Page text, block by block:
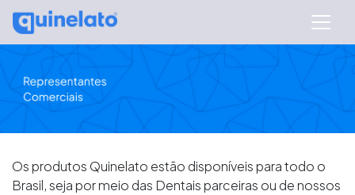
Os produtos Quinelato estão disponíveis para todo o
Brasil, seja por meio das Dentais parceiras ou de nossos